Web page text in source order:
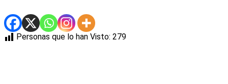
Personas que lo han Visto: 279